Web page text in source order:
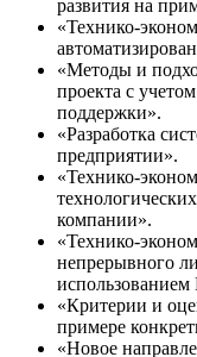
развития на
«Технико-
«Методы и
проекта с
поддержки».
«Разработка
предприятии».
«Технико-
компании».
«Технико-
непрерывного
«Критерии и
примере
«Новое